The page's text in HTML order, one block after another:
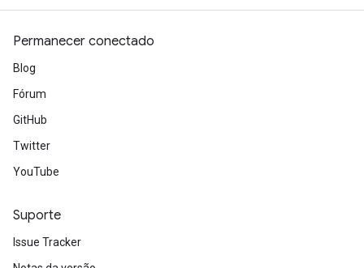
Permanecer conectado
Blog
Fórum
GitHub
Twitter
YouTube
Suporte
Issue Tracker